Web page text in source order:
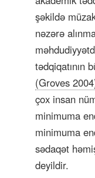
şəkildə
nəzərə
tədqiqatının
(Groves
çox insan
minimuma
minimuma
sədaqət
deyildir.